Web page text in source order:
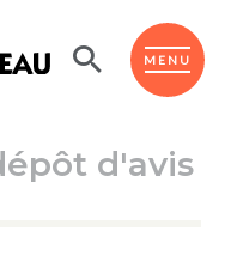
MENU
d'avis